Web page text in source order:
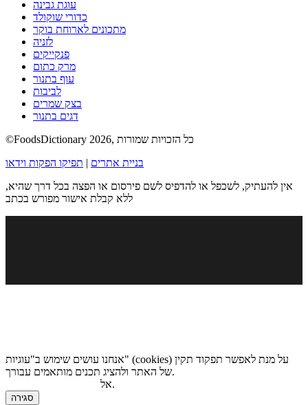
עוגת גבינה
כדורי שוקולד
מתכונים לארוחת בוקר
לזניה
פנקייקים
מרק כתום
עוף בתנור
לביבות
בצק שמרים
דגים בתנור
©FoodsDictionary 2026, כל הזכויות שמורות
בניית אתרים | תפיקו הפקות וידאו
אין להעתיק, לשכפל או להדפיס לשם פירסום או הפצה בכל דרך שהיא,
ללא קבלת אישור מפורש בכתב
אנחנו עושים שימוש ב"עוגיות" (cookies) על מנת לאפשר תפקוד תקין
של האתר ולהציג תכנים מותאמים עבורך.
אל.
סגירה